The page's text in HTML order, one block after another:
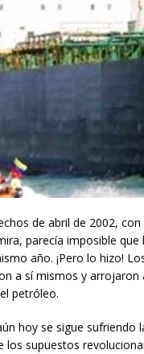
de abril de 2002,
parecía imposible
año. ¡Pero lo hizo!
a sí mismos y
petróleo.
hoy se sigue sufriendo
los supuestos